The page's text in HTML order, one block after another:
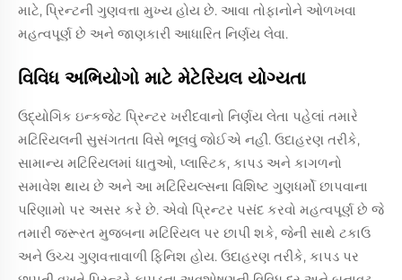
માટે, પ્રિન્ટની ગુણવત્તા મુખ્ય હોય છે. આવા તોફાનોને ઓળખવા
મહત્વપૂર્ણ છે અને જાણકારી આધારિત નિર્ણય લેવા.
વિવિધ અભિયોગો માટે મેટેરિયલ યોગ્યતા
ઉદ્યોગિક ઇન્કજેટ પ્રિન્ટર ખરીદવાનો નિર્ણય લેતા પહેલાં તમારે
મટિરિયલની સુસંગતતા વિસે ભૂલવું જોઈએ નહીં. ઉદાહરણ તરીકે,
સામાન્ય મટિરિયલમાં ધાતુઓ, પ્લાસ્ટિક, કાપડ અને કાગળનો
સમાવેશ થાય છે અને આ મટિરિયલ્સના વિશિષ્ટ ગુણધર્મો છાપવાના
પરિણામો પર અસર કરે છે. એવો પ્રિન્ટર પસંદ કરવો મહત્વપૂર્ણ છે જે
તમારી જરૂરત મુજબના મટિરિયલ પર છાપી શકે, જેની સાથે ટકાઉ
અને ઉચ્ચ ગુણવત્તાવાળી ફિનિશ હોય. ઉદાહરણ તરીકે, કાપડ પર